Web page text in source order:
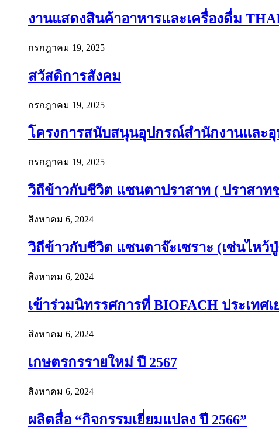
งานแสดงสินค้าอาหารและเครื่องดื่ม
กรกฎาคม 19, 2025
สวัสดิการสังคม
กรกฎาคม 19, 2025
โครงการสนับสนุนอุปกรณ์สำนักงานและ
กรกฎาคม 19, 2025
วิถีข้าวกับชีวิต แซนตาปราสาท ( ปราสาท
สิงหาคม 6, 2024
วิถีข้าวกับชีวิต แซนตาจ๊ะเซราะ (เซ่นไหว้
สิงหาคม 6, 2024
เข้าร่วมนิทรรศการที่ BIOFACH ประเทศ
สิงหาคม 6, 2024
เกษตรกรรายใหม่ ปี 2567
สิงหาคม 6, 2024
ผลิตสื่อ “กิจกรรมเยี่ยมแปลง ปี 2566”